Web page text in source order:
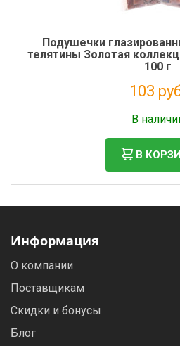
Подушечки
телятины Золотая
100 г
103
В
В
Информация
О компании
Поставщикам
Скидки и бонусы
Блог